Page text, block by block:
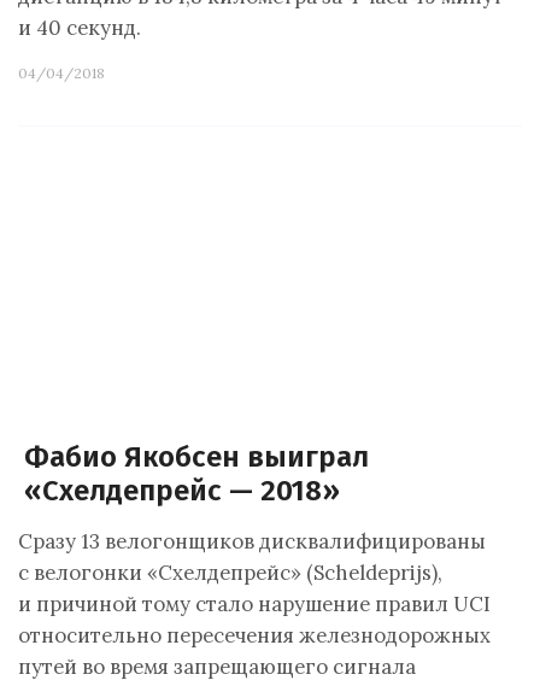
и 40 секунд.
04/04/2018
Фабио Якобсен выиграл
«Схелдепрейс — 2018»
Сразу 13 велогонщиков дисквалифицированы
с велогонки «Схелдепрейс» (Scheldeprijs),
и причиной тому стало нарушение правил UCI
относительно пересечения железнодорожных
путей во время запрещающего сигнала